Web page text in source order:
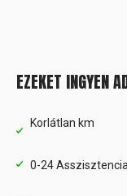
EZEKET INGYEN
Korlátlan km
0-24 Asszisztencia